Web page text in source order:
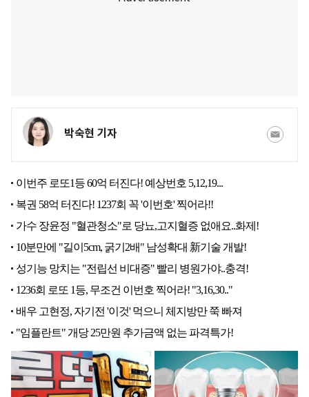
박숙현 기자